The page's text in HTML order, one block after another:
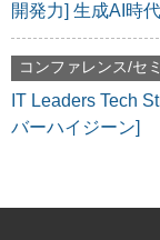
開発力] 生成AI時
コンファレンス/セ
IT Leaders Tech
バーハイジーン]